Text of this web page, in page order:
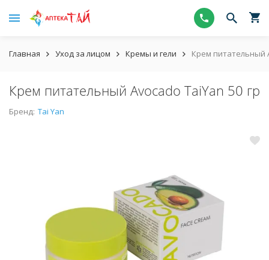
Главная Уход за лицом Кремы и гели Крем питательный
Крем питательный Avocado TaiYan 50 гр
Бренд: Tai Yan